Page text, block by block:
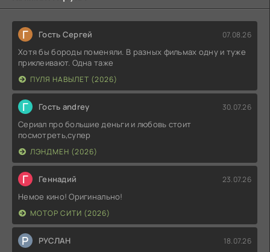
Г Гость Сергей 07.08.26
Хотя бы бороды поменяли. В разных фильмах одну и туже
приклеивают. Одна таже
ПУЛЯ НАВЫЛЕТ (2026)
Г Гость andrey 30.07.26
Сериал про большие деньги и любовь стоит
посмотреть,супер
ЛЭНДМЕН (2026)
Г Геннадий 23.07.26
Немое кино! Оригинально!
МОТОР СИТИ (2026)
Р РУСЛАН 18.07.26